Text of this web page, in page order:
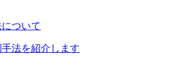
ついて
法を紹介します